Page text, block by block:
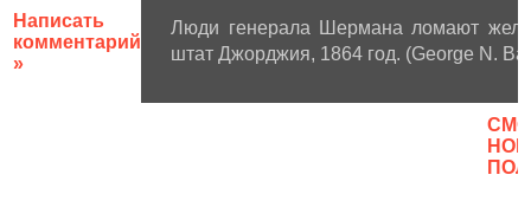
Написать
комментарий
»
Люди генерала Шермана ломают
штат Джорджия, 1864 год. (George N.